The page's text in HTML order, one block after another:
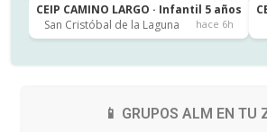
CEIP CAMINO LARGO · Infantil 5 años
San Cristóbal de la Laguna
hace 6h
📱 GRUPOS ALM EN TU